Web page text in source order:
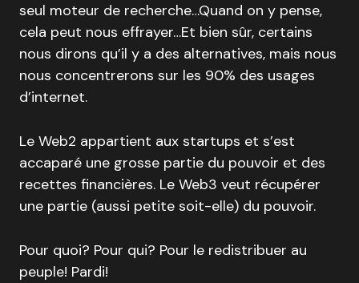
seul moteur de recherche…Quand on y pense,
cela peut nous effrayer…Et bien sûr, certains
nous dirons qu’il y a des alternatives, mais nous
nous concentrerons sur les 90% des usages
d’internet.
Le Web2 appartient aux startups et s’est
accaparé une grosse partie du pouvoir et des
recettes financières. Le Web3 veut récupérer
une partie (aussi petite soit-elle) du pouvoir.
Pour quoi? Pour qui? Pour le redistribuer au
peuple! Pardi!